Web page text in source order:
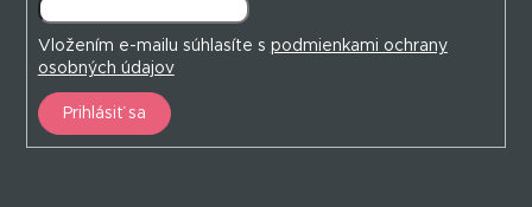
Vložením e-mailu súhlasíte s podmienkami ochrany
osobných údajov
Prihlásiť sa